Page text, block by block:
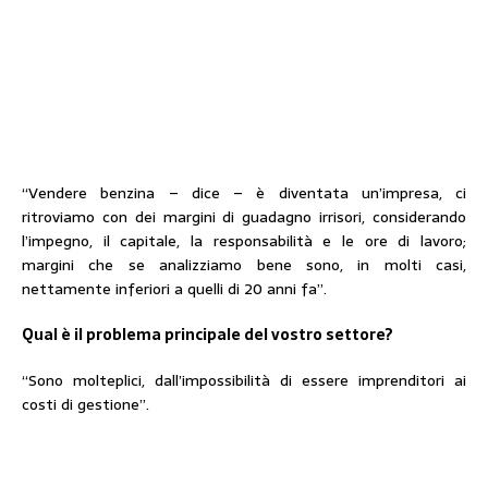
“Vendere benzina – dice – è diventata un’impresa, ci
ritroviamo con dei margini di guadagno irrisori, considerando
l’impegno, il capitale, la responsabilità e le ore di lavoro;
margini che se analizziamo bene sono, in molti casi,
nettamente inferiori a quelli di 20 anni fa”.
Qual è il problema principale del vostro settore?
“Sono molteplici, dall’impossibilità di essere imprenditori ai
costi di gestione”.